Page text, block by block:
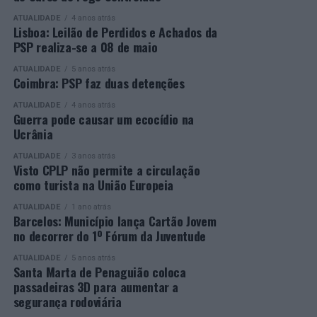
Mais informações em:
https://awards.innovationinpolitics.eu/
Durante a cerimónia foi ainda reconhecido o trabalho
desenvolvido por toda a equipa de formadores e
para o sucesso desta edição do Curso EFA.
A Escola de Tecnologia e Gestão de Barcelos continua a
afirmar-se como uma referência na formação
profissional e na qualificação de adultos, contribuindo
para o desenvolvimento de competências, o aumento da
empregabilidade e a valorização do capital humano do
concelho e da região.
A Empresa Municipal de Educação e Cultura de Barcelos
felicita todos os diplomados por esta importante
conquista, desejando-lhes os maiores sucessos pessoais,
profissionais e académicos, convicta de que este diploma
representa o início de novas oportunidades e novos
desafios.
ATUALIDADE 4 anos atrás
Lisboa: Leilão de Perdidos e Achados da
PSP realiza-se a 08 de maio
ATUALIDADE 5 anos atrás
Coimbra: PSP faz duas detenções
ATUALIDADE 4 anos atrás
Guerra pode causar um ecocídio na
Ucrânia
ATUALIDADE 3 anos atrás
Visto CPLP não permite a circulação
como turista na União Europeia
ATUALIDADE 1 ano atrás
Barcelos: Município lança Cartão Jovem
no decorrer do 1º Fórum da Juventude
ATUALIDADE 5 anos atrás
Santa Marta de Penaguião coloca
passadeiras 3D para aumentar a
segurança rodoviária